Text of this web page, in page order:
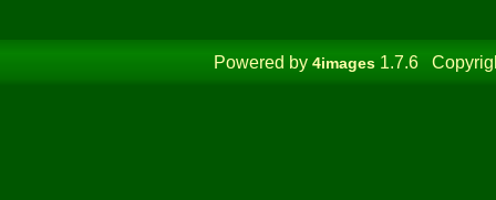
Powered by 4images 1.7.6